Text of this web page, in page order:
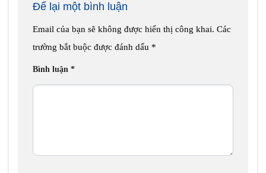
Để lại một bình luận
Email của bạn sẽ không được hiển thị công khai. Các
trường bắt buộc được đánh dấu *
Bình luận *